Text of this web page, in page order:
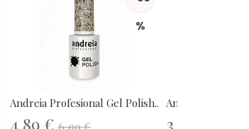
%
Andreia Profesional Gel Polish...
4,89 €
Andreia
3,60 €